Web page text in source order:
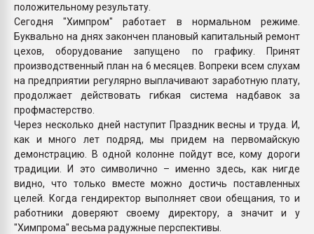
положительному результату.
Сегодня "Химпром" работает в нормальном режиме.
Буквально на днях закончен плановый капитальный ремонт
цехов, оборудование запущено по графику. Принят
производственный план на 6 месяцев. Вопреки всем слухам
на предприятии регулярно выплачивают заработную плату,
продолжает действовать гибкая система надбавок за
профмастерство.
Через несколько дней наступит Праздник весны и труда. И,
как и много лет подряд, мы придем на первомайскую
демонстрацию. В одной колонне пойдут все, кому дороги
традиции. И это символично – именно здесь, как нигде
видно, что только вместе можно достичь поставленных
целей. Когда гендиректор выполняет свои обещания, то и
работники доверяют своему директору, а значит и у
"Химпрома" весьма радужные перспективы.